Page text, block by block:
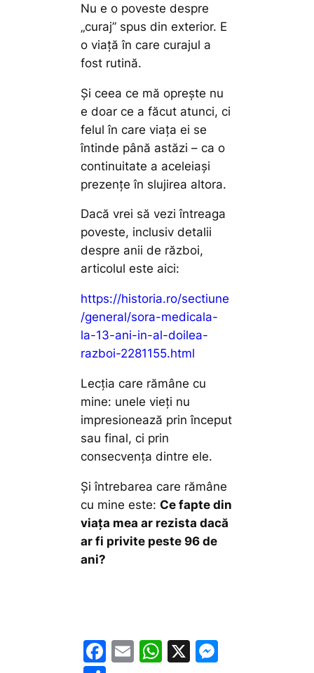
Nu e o poveste despre
„curaj” spus din exterior. E
o viață în care curajul a
fost rutină.
Și ceea ce mă oprește nu
e doar ce a făcut atunci, ci
felul în care viața ei se
întinde până astăzi – ca o
continuitate a aceleiași
prezențe în slujirea altora.
Dacă vrei să vezi întreaga
poveste, inclusiv detalii
despre anii de război,
articolul este aici:
https://historia.ro/sectiune
/general/sora-medicala-
la-13-ani-in-al-doilea-
razboi-2281155.html
Lecția care rămâne cu
mine: unele vieți nu
impresionează prin început
sau final, ci prin
consecvența dintre ele.
Și întrebarea care rămâne
cu mine este:Ce fapte din
viața mea ar rezista dacă
ar fi privite peste 96 de
ani?
F
E
W X